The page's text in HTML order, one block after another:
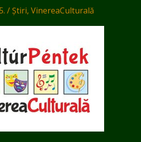
/ Știri, VinereaCulturală